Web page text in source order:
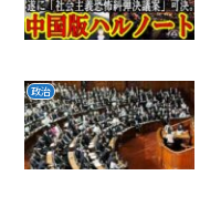
政治